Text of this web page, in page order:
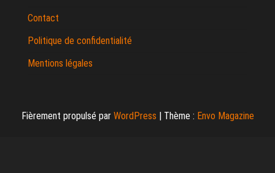
Contact
Politique de confidentialité
Mentions légales
Fièrement propulsé par WordPress | Thème : Envo Magazine